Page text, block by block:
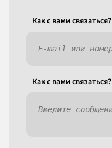
Как c вами связаться?
Как c вами связаться?